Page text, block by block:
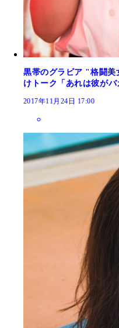
黒帯のグラビア "格闘美
けトーク「あれは彼がバ
2017年11月24日 17:00